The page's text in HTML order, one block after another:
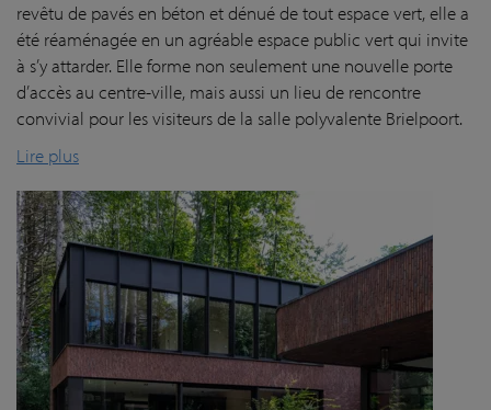
revêtu de pavés en béton et dénué de tout espace vert, elle a
été réaménagée en un agréable espace public vert qui invite
à s’y attarder. Elle forme non seulement une nouvelle porte
d’accès au centre-ville, mais aussi un lieu de rencontre
convivial pour les visiteurs de la salle polyvalente Brielpoort.
Lire plus